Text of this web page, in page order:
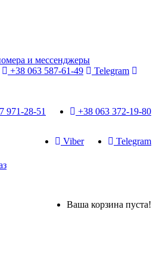
и мессенджеры
+38 063 587-61-49
Telegram
+38 063 372-19-80
971-28-51
Telegram
Viber
Ваша корзина пуста!